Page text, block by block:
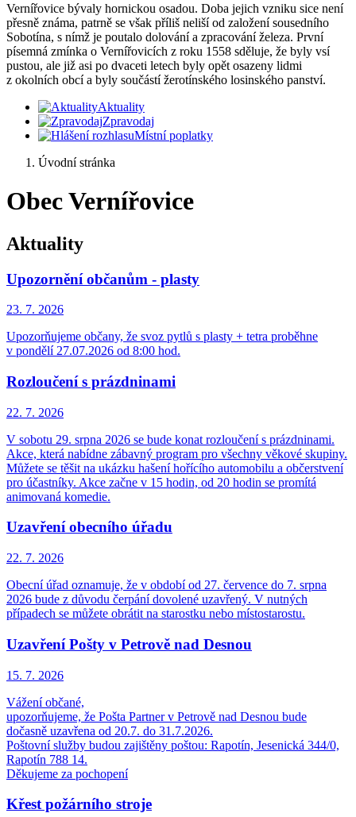
Vernířovice bývaly hornickou osadou. Doba jejich vzniku sice není
přesně známa, patrně se však příliš neliší od založení sousedního
Sobotína, s nímž je poutalo dolování a zpracování železa. První
písemná zmínka o Vernířovicích z roku 1558 sděluje, že byly vsí
pustou, ale již asi po dvaceti letech byly opět osazeny lidmi
z okolních obcí a byly součástí žerotínského losinského panství.
Aktuality
Zpravodaj
Místní poplatky
Úvodní stránka
Obec Vernířovice
Aktuality
Upozornění občanům - plasty
23. 7. 2026
Upozorňujeme občany, že svoz pytlů s plasty + tetra proběhne
v pondělí 27.07.2026 od 8:00 hod.
Rozloučení s prázdninami
22. 7. 2026
V sobotu 29. srpna 2026 se bude konat rozloučení s prázdninami.
Akce, která nabídne zábavný program pro všechny věkové skupiny.
Můžete se těšit na ukázku hašení hořícího automobilu a občerstvení
pro účastníky. Akce začne v 15 hodin, od 20 hodin se promítá
animovaná komedie.
Uzavření obecního úřadu
22. 7. 2026
Obecní úřad oznamuje, že v období od 27. července do 7. srpna
2026 bude z důvodu čerpání dovolené uzavřený. V nutných
případech se můžete obrátit na starostku nebo místostarostu.
Uzavření Pošty v Petrově nad Desnou
15. 7. 2026
Vážení občané,
upozorňujeme, že Pošta Partner v Petrově nad Desnou bude
dočasně uzavřena od 20.7. do 31.7.2026.
Poštovní služby budou zajištěny poštou: Rapotín, Jesenická 344/0,
Rapotín 788 14.
Děkujeme za pochopení
Křest požárního stroje